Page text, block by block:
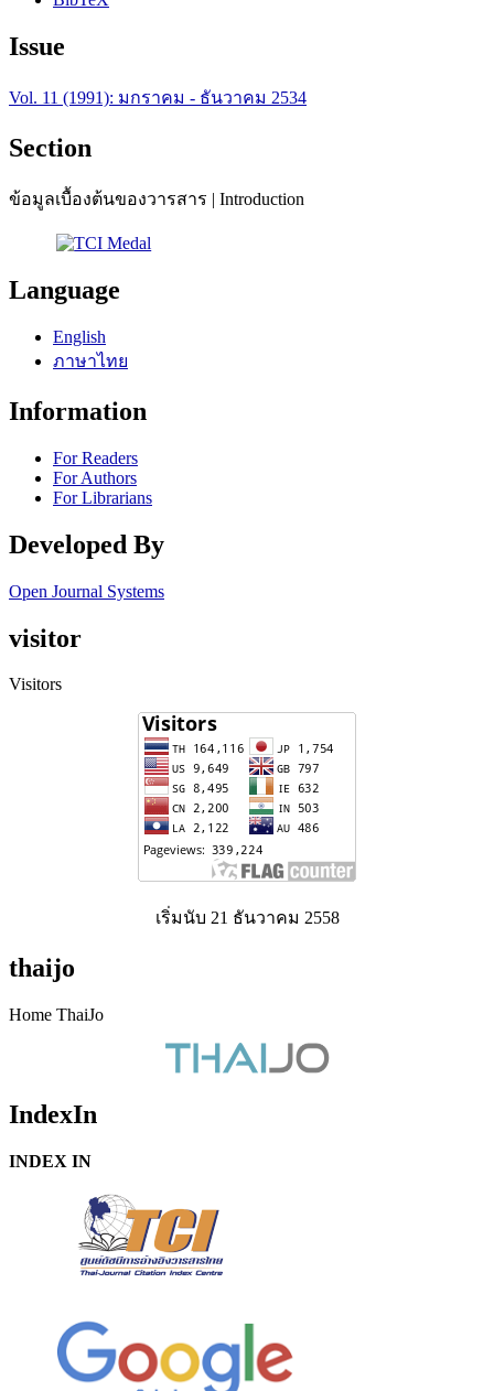
Issue
Vol. 11 (1991): มกราคม - ธันวาคม 2534
Section
ข้อมูลเบื้องต้นของวารสาร | Introduction
Language
English
ภาษาไทย
Information
For Readers
For Authors
For Librarians
Developed By
Open Journal Systems
visitor
Visitors
เริ่มนับ 21 ธันวาคม 2558
thaijo
Home ThaiJo
IndexIn
INDEX IN